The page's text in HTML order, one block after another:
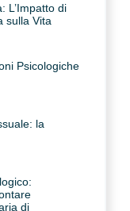
L’Impatto di
sulla Vita
Psicologiche
la
di